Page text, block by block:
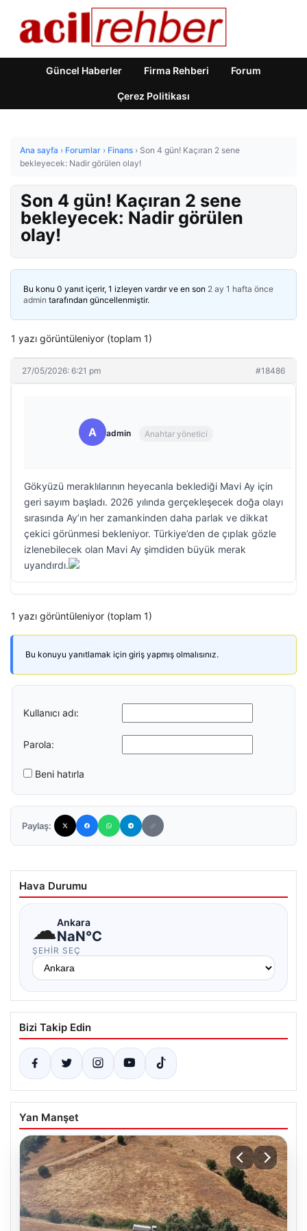
Güncel Haberler Firma Rehberi Forum
Çerez Politikası
Ana sayfa › Forumlar › Finans › Son 4 gün! Kaçıran 2 sene
bekleyecek: Nadir görülen olay!
Son 4 gün! Kaçıran 2 sene
bekleyecek: Nadir görülen
olay!
Bu konu 0 yanıt içerir, 1 izleyen vardır ve en son 2 ay 1 hafta önce
admin tarafından güncellenmiştir.
1 yazı görüntüleniyor (toplam 1)
27/05/2026: 6:21 pm #18486
A admin Anahtar yönetici
Gökyüzü meraklılarının heyecanla beklediği Mavi Ay için
geri sayım başladı. 2026 yılında gerçekleşecek doğa olayı
sırasında Ay’ın her zamankinden daha parlak ve dikkat
çekici görünmesi bekleniyor. Türkiye’den de çıplak gözle
izlenebilecek olan Mavi Ay şimdiden büyük merak
uyandırdı.
1 yazı görüntüleniyor (toplam 1)
Bu konuyu yanıtlamak için giriş yapmış olmalısınız.
Kullanıcı adı:
Parola:
Beni hatırla
Paylaş:
Hava Durumu
☁Ankara
NaN°C
ŞEHIR SEÇ
Bizi Takip Edin
Yan Manşet